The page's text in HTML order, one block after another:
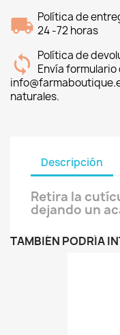
Política de
24 -72 horas
Política de
Envía
naturales.
Descripción
Retira la
dejando un
TAMBIÉN PODRÍA